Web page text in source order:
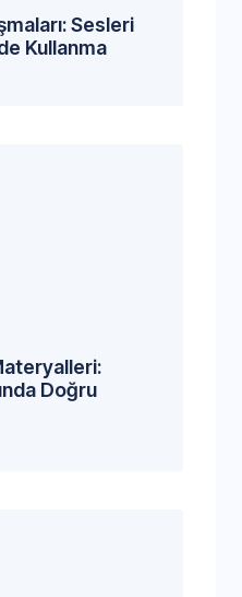
Sesleri
Kullanma
Doğru